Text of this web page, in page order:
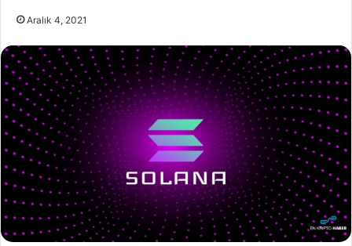
Aralık 4, 2021